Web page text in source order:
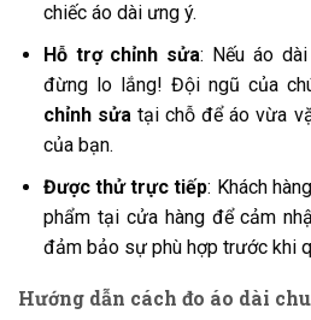
chiếc áo dài ưng ý.
Hỗ trợ chỉnh sửa: Nếu áo
đừng lo lắng! Đội ngũ của
chỉnh sửatại chỗ để áo vừa
của bạn.
Được thử trực tiếp: Khách
phẩm tại cửa hàng để cảm
đảm bảo sự phù hợp trước khi
Hướng dẫn cách đo áo dài